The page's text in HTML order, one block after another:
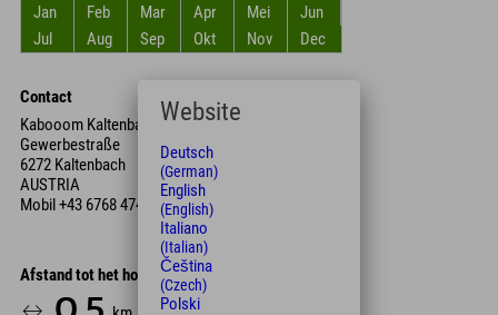
Jan
Feb Mar Apr Mei
Jun
Jul
Aug Sep Okt Nov Dec
Contact
Kabooom Kaltenbach
Gewerbestraße
6272 Kaltenbach
AUSTRIA
Mobil+43 6768 474 647 51
Afstand tot het hotel
Website
Deutsch
(German)
English
(English)
Italiano
(Italian)
Čeština
(Czech)
Polski